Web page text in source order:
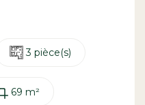
3 pièce(s)
69 m²